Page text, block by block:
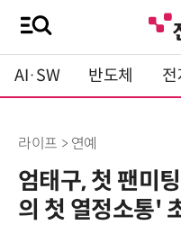
AI·SW 반도체 전
라이프 > 연예
엄태구, 첫 팬미
의 첫 열정소통'